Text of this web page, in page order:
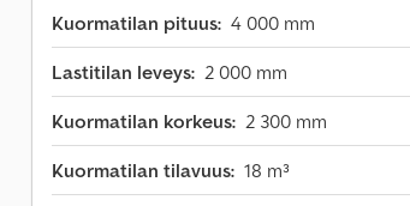
Kuormatilan pituus: 4 000 mm
Lastitilan leveys: 2 000 mm
Kuormatilan korkeus: 2 300 mm
Kuormatilan tilavuus: 18 m³